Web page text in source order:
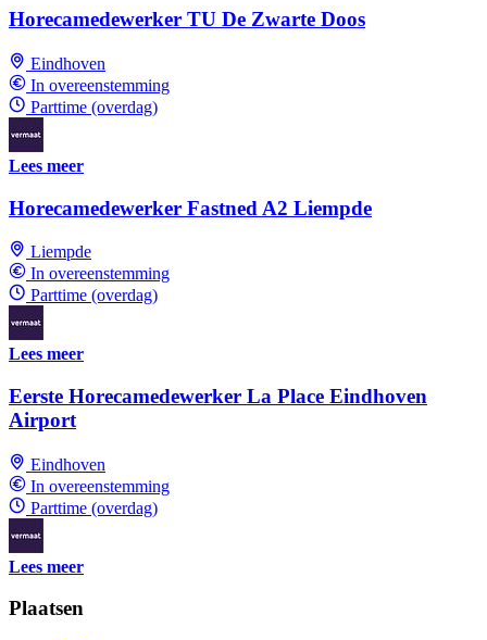
Horecamedewerker TU De Zwarte Doos
Eindhoven
In overeenstemming
Parttime (overdag)
Lees meer
Horecamedewerker Fastned A2 Liempde
Liempde
In overeenstemming
Parttime (overdag)
Lees meer
Eerste Horecamedewerker La Place Eindhoven
Airport
Eindhoven
In overeenstemming
Parttime (overdag)
Lees meer
Plaatsen